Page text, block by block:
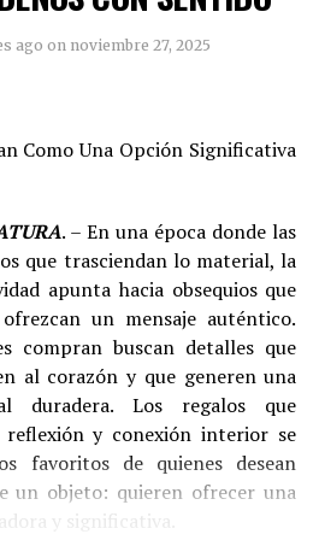
así como crear semilleros
para bachilleres y un
Urabá, donde se mezclen la
palabra y a su sueño de reunir a
en torno a la lectura, se
de acción y se manifiesta
personas proactivas, capaces
y 13 de julio de 2024, WILSON
del primer Festival de Artes
por COMFAMA en el
círculo de palabras a orillas del
de inspiración al autor para su
ago on noviembre 27, 2025
Como Una Opción Significativa
. – En una época donde las
que trasciendan lo material, la
apunta hacia obsequios que
un mensaje auténtico.
compran buscan detalles que
al corazón y que generen una
duradera. Los regalos que
reflexión y conexión interior se
favoritos de quienes desean
un objeto: quieren ofrecer una
y significativa.